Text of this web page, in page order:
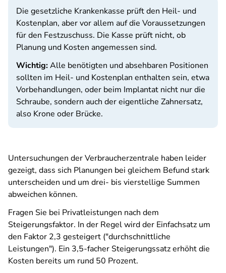
Die gesetzliche Krankenkasse prüft den Heil- und
Kostenplan, aber vor allem auf die Voraussetzungen
für den Festzuschuss. Die Kasse prüft nicht, ob
Planung und Kosten angemessen sind.
Wichtig:Alle benötigten und absehbaren Positionen
sollten im Heil- und Kostenplan enthalten sein, etwa
Vorbehandlungen, oder beim Implantat nicht nur die
Schraube, sondern auch der eigentliche Zahnersatz,
also Krone oder Brücke.
Untersuchungen der Verbraucherzentrale haben leider
gezeigt, dass sich Planungen bei gleichem Befund stark
unterscheiden und um drei- bis vierstellige Summen
abweichen können.
Fragen Sie bei Privatleistungen nach dem
Steigerungsfaktor. In der Regel wird der Einfachsatz um
den Faktor 2,3 gesteigert ("durchschnittliche
Leistungen"). Ein 3,5-facher Steigerungssatz erhöht die
Kosten bereits um rund 50 Prozent.